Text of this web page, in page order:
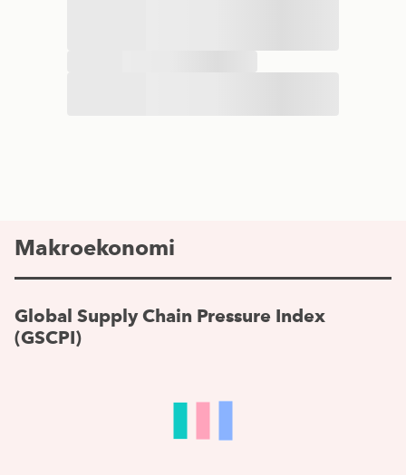
Makroekonomi
Global Supply Chain Pressure Index
(GSCPI)